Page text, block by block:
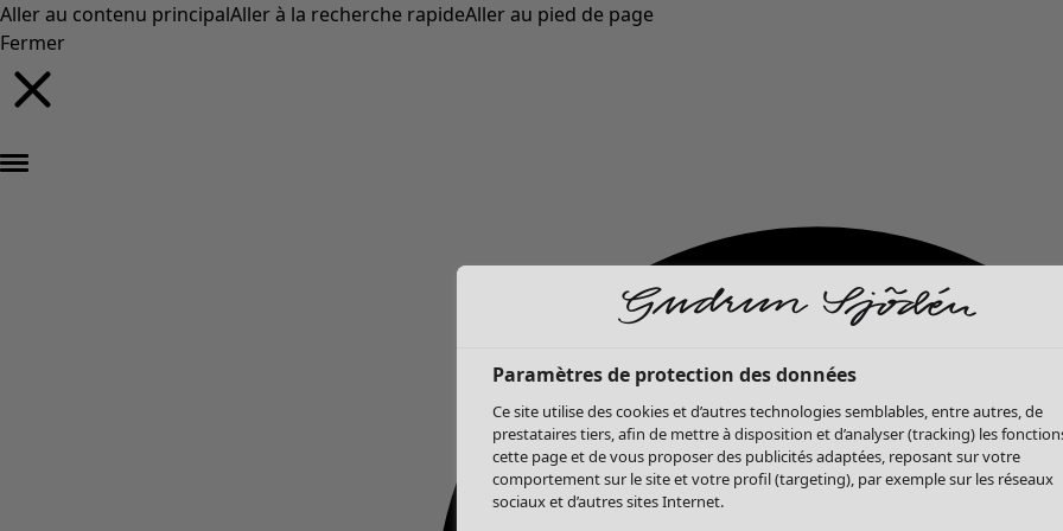
Aller au contenu principalAller à la recherche rapideAller au pied de page
Fermer
Paramètres de protection des données
Ce site utilise des cookies et d’autres technologies semblables, entre autres, de
prestataires tiers, afin de mettre à disposition et d’analyser (tracking) les
cette page et de vous proposer des publicités adaptées, reposant sur votre
comportement sur le site et votre profil (targeting), par exemple sur les réseaux
sociaux et d’autres sites Internet.